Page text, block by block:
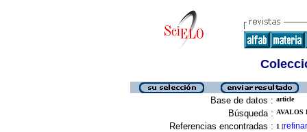
Base de datos : article
Búsqueda : AVALOS
Referencias encontradas : 1 [refinar